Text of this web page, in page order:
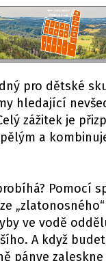
pro dětské
hledající
zážitek je
a
Pomocí
ve vodě
A když
pánve